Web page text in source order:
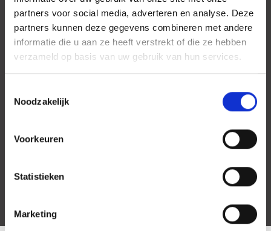
partners voor social media, adverteren en analyse. Deze
partners kunnen deze gegevens combineren met andere
informatie die u aan ze heeft verstrekt of die ze hebben
verzameld op basis van uw gebruik van hun services.
Noodzakelijk
Voorkeuren
Statistieken
Marketing